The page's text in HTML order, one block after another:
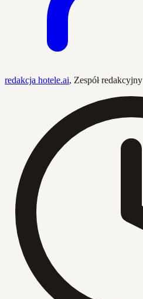
redakcja hotele.ai, Zespół redakcyjny